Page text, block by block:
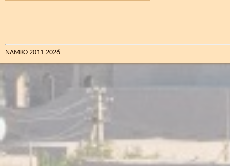
NAMKO 2011-2026